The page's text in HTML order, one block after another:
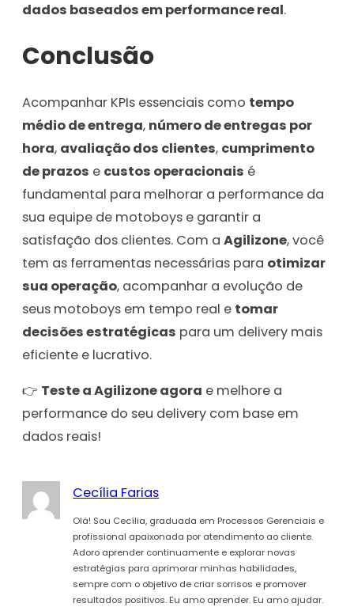
dados baseados em performance real.
Conclusão
Acompanhar KPIs essenciais como tempo
médio de entrega, número de entregas por
hora, avaliação dos clientes, cumprimento
de prazos e custos operacionais é
fundamental para melhorar a performance da
sua equipe de motoboys e garantir a
satisfação dos clientes. Com a Agilizone, você
tem as ferramentas necessárias para otimizar
sua operação, acompanhar a evolução de
seus motoboys em tempo real e tomar
decisões estratégicas para um delivery mais
eficiente e lucrativo.
👉 Teste a Agilizone agora e melhore a
performance do seu delivery com base em
dados reais!
Cecília Farias
Olá! Sou Cecília, graduada em Processos Gerenciais e
profissional apaixonada por atendimento ao cliente.
Adoro aprender continuamente e explorar novas
estratégias para aprimorar minhas habilidades,
sempre com o objetivo de criar sorrisos e promover
resultados positivos. Eu amo aprender. Eu amo ajudar.